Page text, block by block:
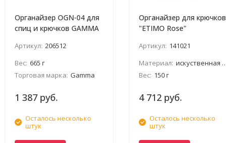
Органайзер OGN-04 для
спиц и крючков GAMMA
Артикул: 206512
Вес: 665 г
Торговая марка: Gamma
1 387 руб.
Осталось несколько
штук
Органайзер для крючков
"ETIMO Rose"
Артикул: 141021
Материал: искуственная кожа, розовый
Вес: 150 г
4 712 руб.
Осталось несколько
штук